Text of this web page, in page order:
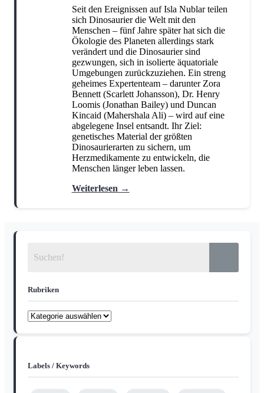
Young Adult(4)
Seit den Ereignissen auf Isla Nublar teilen
sich Dinosaurier die Welt mit den
Menschen – fünf Jahre später hat sich die
Ökologie des Planeten allerdings stark
verändert und die Dinosaurier sind
gezwungen, sich in isolierte äquatoriale
Umgebungen zurückzuziehen. Ein streng
geheimes Expertenteam – darunter Zora
Bennett (Scarlett Johansson), Dr. Henry
Loomis (Jonathan Bailey) und Duncan
Kincaid (Mahershala Ali) – wird auf eine
abgelegene Insel entsandt. Ihr Ziel:
genetisches Material der größten
Dinosaurierarten zu sichern, um
Herzmedikamente zu entwickeln, die
Menschen länger leben lassen.
Weiterlesen →
Rubriken
Rubriken
Labels / Keywords